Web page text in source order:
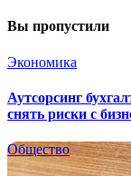
Вы пропустили
Экономика
Аутсорсинг
снять риски с
Общество